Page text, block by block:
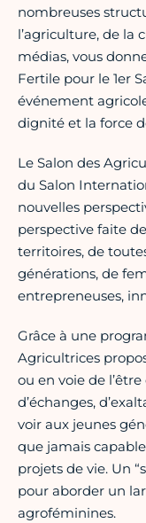
nombreuses
l’agriculture, de la
médias, vous
Fertile pour le 1er
événement
dignité et la force
Le Salon des
du Salon
nouvelles
perspective faite
territoires, de
générations, de
entrepreneuses,
Grâce à une
Agricultrices
ou en voie de
d’échanges,
voir aux jeunes
que jamais
projets de vie. Un
pour aborder un
agroféminines.